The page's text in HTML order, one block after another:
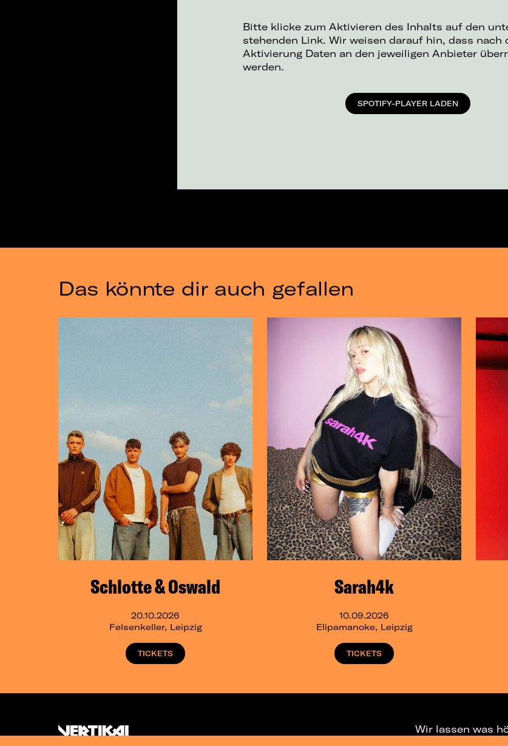
Bitte klicke zum Aktivieren des Inhalts auf den
stehenden Link. Wir weisen darauf hin, dass nach
Aktivierung Daten an den jeweiligen Anbieter
werden.
SPOTIFY-PLAYER LADEN
Das könnte dir auch gefallen
Schlotte & Oswald
20.10.2026
Felsenkeller, Leipzig
TICKETS
Sarah4k
10.09.2026
Elipamanoke, Leipzig
TICKETS
Wir lassen was